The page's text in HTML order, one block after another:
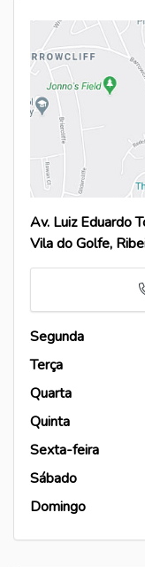
Av. Luiz Eduardo
Vila do Golfe,
Segunda
Terça
Quarta
Quinta
Sexta-feira
Sábado
Domingo